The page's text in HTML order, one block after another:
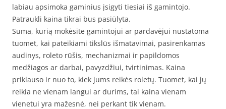
labiau apsimoka gaminius įsigyti tiesiai iš gamintojo.
Patraukli kaina tikrai bus pasiūlyta.
Suma, kurią mokėsite gamintojui ar pardavėjui nustatoma
tuomet, kai pateikiami tikslūs išmatavimai, pasirenkamas
audinys, roleto rūšis, mechanizmai ir papildomos
medžiagos ar darbai, pavyzdžiui, tvirtinimas. Kaina
priklauso ir nuo to, kiek jums reikės roletų. Tuomet, kai jų
reikia ne vienam langui ar durims, tai kaina vienam
vienetui yra mažesnė, nei perkant tik vienam.